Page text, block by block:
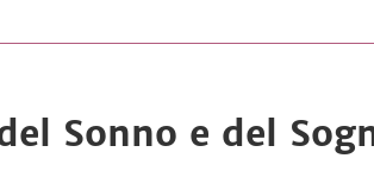
Sonno e del